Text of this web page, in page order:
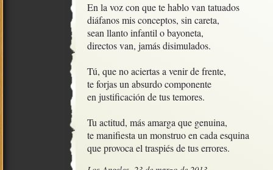
En la voz con que te hablo van tatuados
diáfanos mis conceptos, sin careta,
sean llanto infantil o bayoneta,
directos van, jamás disimulados.
Tú, que no aciertas a venir de frente,
te forjas un absurdo componente
en justificación de tus temores.
Tu actitud, más amarga que genuina,
te manifiesta un monstruo en cada esquina
que provoca el traspiés de tus errores.